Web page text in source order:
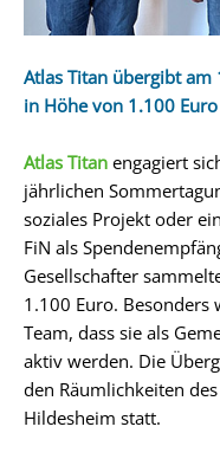
Atlas Titan übergibt am
in Höhe von 1.100
Atlas Titan engagiert
jährlichen
soziales Projekt oder
FiN als
Gesellschafter
1.100 Euro. Besonders
Team, dass sie als
aktiv werden. Die
den Räumlichkeiten
Hildesheim statt.